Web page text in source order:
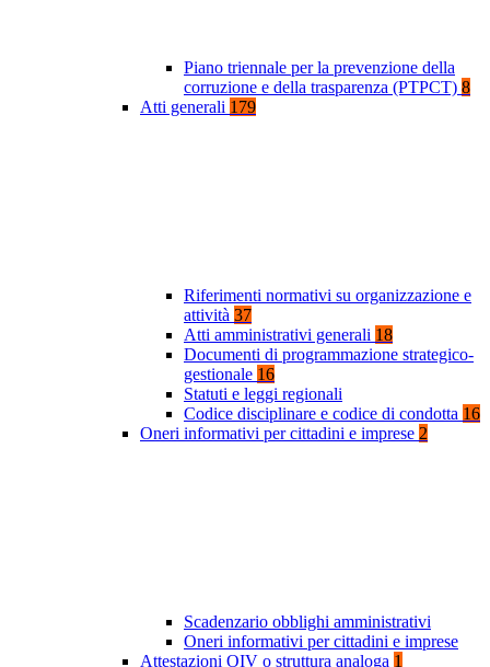
Piano triennale per la prevenzione della
corruzione e della trasparenza (PTPCT) 8
Atti generali 179
Riferimenti normativi su organizzazione e
attività 37
Atti amministrativi generali 18
Documenti di programmazione strategico-
gestionale 16
Statuti e leggi regionali
Codice disciplinare e codice di condotta 16
Oneri informativi per cittadini e imprese 2
Scadenzario obblighi amministrativi
Oneri informativi per cittadini e imprese
Attestazioni OIV o struttura analoga 1